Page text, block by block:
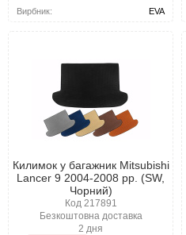
Вирбник: EVA
Килимок у багажник Mitsubishi
Lancer 9 2004-2008 рр. (SW,
Чорний)
Код 217891
Безкоштовна доставка
2 дня